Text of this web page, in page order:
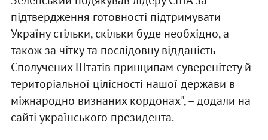
підтвердження готовності підтримувати
Україну стільки, скільки буде необхідно, а
також за чітку та послідовну відданість
Сполучених Штатів принципам суверенітету й
територіальної цілісності нашої держави в
міжнародно визнаних кордонах", – додали на
сайті українського президента.